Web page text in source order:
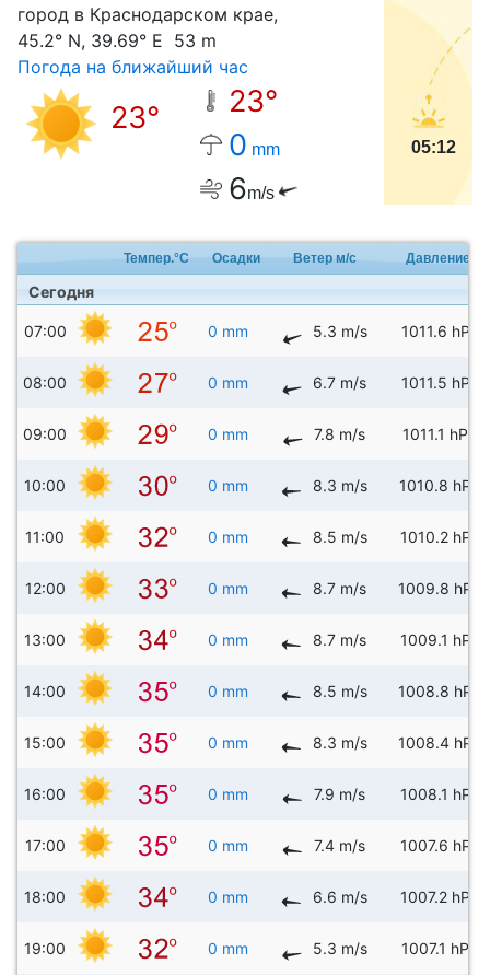
город в Краснодарском крае,
45.2° N, 39.69° E 53 m
Погода на ближайший час
23°
23°
0 mm
6m/s
05:12
Темпер.°C Осадки Ветер м/с Давление
Сегодня
07:00 0 mm 5.3 m/s 1011.6 hPa
08:00 0 mm 6.7 m/s 1011.5 hPa
09:00 0 mm 7.8 m/s 1011.1 hPa
10:00 0 mm 8.3 m/s 1010.8 hPa
11:00 0 mm 8.5 m/s 1010.2 hPa
12:00 0 mm 8.7 m/s 1009.8 hPa
13:00 0 mm 8.7 m/s 1009.1 hPa
14:00 0 mm 8.5 m/s 1008.8 hPa
15:00 0 mm 8.3 m/s 1008.4 hPa
16:00 0 mm 7.9 m/s 1008.1 hPa
17:00 0 mm 7.4 m/s 1007.6 hPa
18:00 0 mm 6.6 m/s 1007.2 hPa
19:00 0 mm 5.3 m/s 1007.1 hPa